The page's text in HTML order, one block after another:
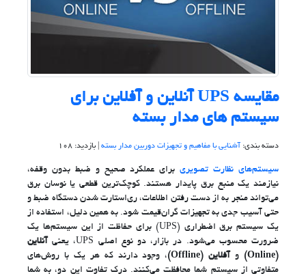
مقایسه UPS آنلاین و آفلاین برای
سیستم های مدار بسته
دسته بندی: آشنایی با مفاهیم و تجهیزات دوربین مدار بسته | بازدید: 108
سیستم‌های نظارت تصویریبرای عملکرد صحیح و ضبط بدون وقفه،
نیازمند یک منبع برق پایدار هستند. کوچک‌ترین قطعی یا نوسان برق
می‌تواند منجر به از دست رفتن اطلاعات، ری‌استارت شدن دستگاه ضبط و
حتی آسیب جدی به تجهیزات گران‌قیمت شود. به همین دلیل، استفاده از
یک سیستم برق اضطراری (UPS) برای حفاظت از این سیستم‌ها یک
ضرورت محسوب می‌شود. در بازار، دو نوع اصلی UPS، یعنی
آنلاین
(Online)
و آفلاین (Offline)
، وجود دارند که هر یک با روش‌های
متفاوتی از سیستم شما محافظت می‌کنند. درک تفاوت این دو، به شما